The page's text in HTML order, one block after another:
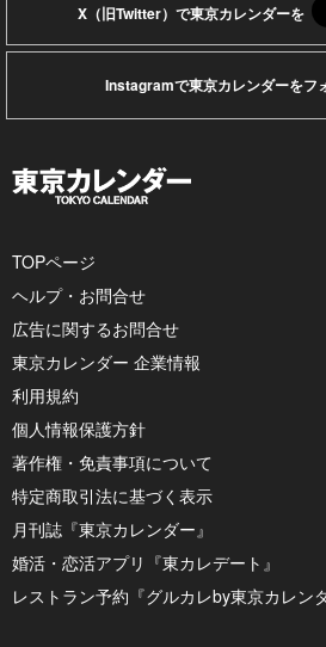
X（旧Twitter）で東京カレンダーを
Instagramで東京カレンダーをフ
TOPページ
ヘルプ・お問合せ
広告に関するお問合せ
東京カレンダー 企業情報
利用規約
個人情報保護方針
著作権・免責事項について
特定商取引法に基づく表示
月刊誌『東京カレンダー』
婚活・恋活アプリ『東カレデート』
レストラン予約『グルカレby東京カレン